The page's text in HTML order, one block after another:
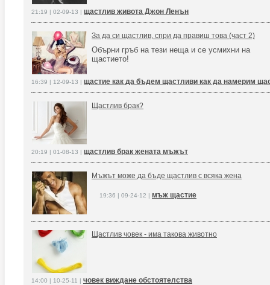
21:19 | 02-09-13 | щастлив живота Джон Ленън
За да си щастлив, спри да правиш това (част 2)
Обърни гръб на тези неща и се усмихни на
щастието!
16:39 | 12-09-13 | щастие как да бъдем щастливи как да намерим
Щастлив брак?
20:19 | 01-08-13 | щастлив брак жената мъжът
Мъжът може да бъде щастлив с всяка жена
19:36 | 09-24-12 | мъж щастие
Щастлив човек - има такова животно
14:00 | 10-25-11 | човек виждане обстоятелства